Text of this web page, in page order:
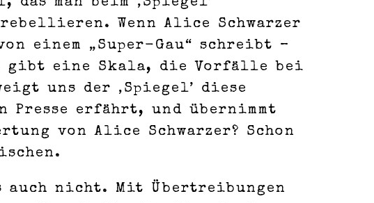
man beim ‚Spiegel’
Wenn Alice Schwarzer
einem „Super-Gau“ schreibt –
gibt eine Skala, die Vorfälle bei
uns der ‚Spiegel’ diese
Presse erfährt, und übernimmt
von Alice Schwarzer? Schon
auch nicht. Mit Übertreibungen